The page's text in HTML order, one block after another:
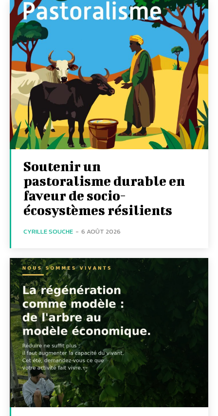
Soutenir un
pastoralisme durable en
faveur de socio-
écosystèmes résilients
CYRILLE SOUCHE - 6 AOÛT 2026